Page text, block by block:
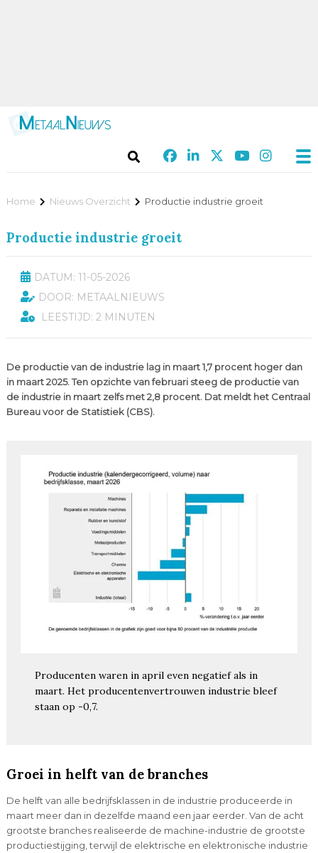
Home Nieuws Overzicht Productie industrie groeit
Productie industrie groeit
DATUM: 11-05-2026
DOOR: METAALNIEUWS
LEESTIJD: 2 MINUTEN
De productie van de industrie lag in maart 1,7 procent hoger dan
in maart 2025. Ten opzichte van februari steeg de productie van
de industrie in maart zelfs met 2,8 procent. Dat meldt het Centraal
Bureau voor de Statistiek (CBS).
Producenten waren in april even negatief als in
maart. Het producentenvertrouwen industrie bleef
staan op -0,7.
Groei in helft van de branches
De helft van alle bedrijfsklassen in de industrie produceerde in
maart meer dan in dezelfde maand een jaar eerder. Van de acht
grootste branches realiseerde de machine-industrie de grootste
productiestijging, terwijl de elektrische en elektronische industrie